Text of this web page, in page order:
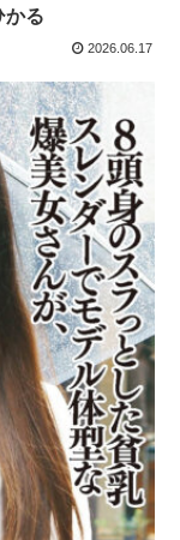
かる
2026.06.17